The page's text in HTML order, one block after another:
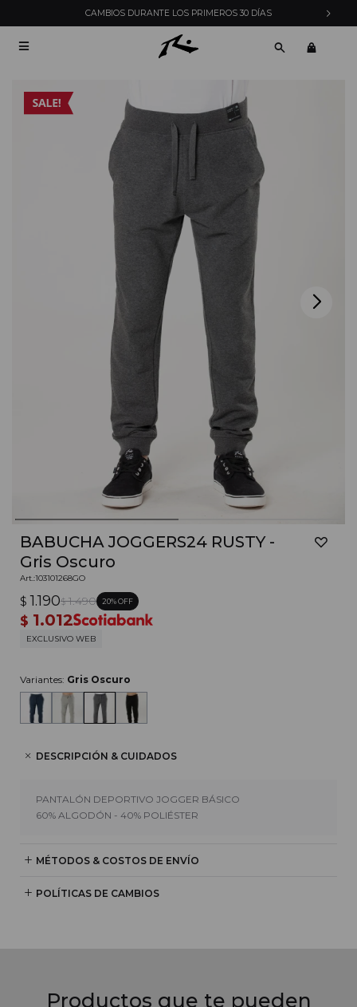
CAMBIOS DURANTE LOS PRIMEROS 30 DÍAS

BABUCHA JOGGERS24 RUSTY -
Gris Oscuro
103101268GO
$ 1.190$ 1.490 20
$ 1.012
EXCLUSIVO WEB
Variantes: Gris Oscuro
DESCRIPCIÓN & CUIDADOS
PANTALÓN DEPORTIVO JOGGER BÁSICO
60% ALGODÓN - 40% POLIÉSTER
MÉTODOS & COSTOS DE ENVÍO
POLÍTICAS DE CAMBIOS
Productos que te pueden